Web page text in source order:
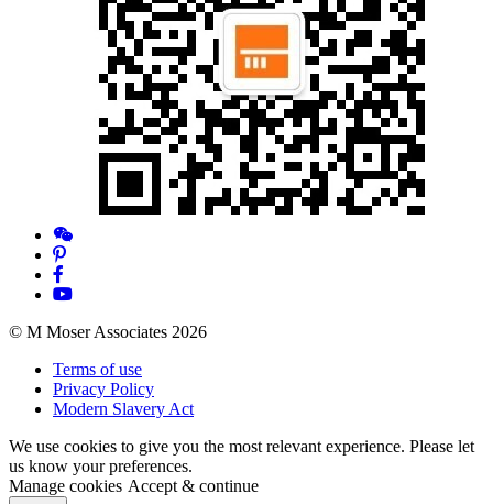
© M Moser Associates 2026
Terms of use
Privacy Policy
Modern Slavery Act
We use cookies to give you the most relevant experience. Please let
us know your preferences.
Manage cookies Accept & continue